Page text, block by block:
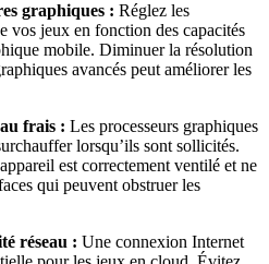
graphiques : Réglez les
vos jeux en fonction des capacités
mobile. Diminuer la résolution
avancés peut améliorer les
frais : Les processeurs graphiques
lorsqu’ils sont sollicités.
est correctement ventilé et ne
qui peuvent obstruer les
réseau : Une connexion Internet